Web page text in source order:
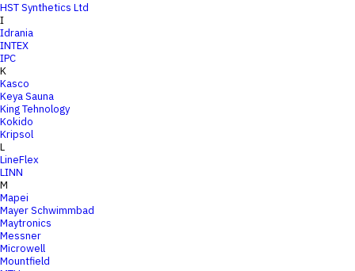
HST Synthetics Ltd
I
Idrania
INTEX
IPC
K
Kasco
Keya Sauna
King Tehnology
Kokido
Kripsol
L
LineFlex
LINN
M
Mapei
Mayer Schwimmbad
Maytronics
Messner
Microwell
Mountfield